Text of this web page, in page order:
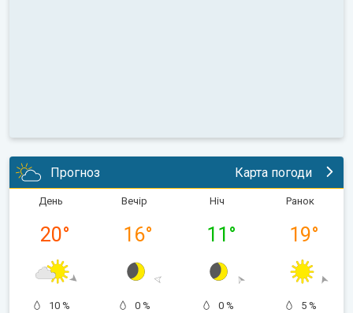
Прогноз Карта погоди
День
20°
10 %
Вечір
16°
0 %
Ніч
11 °
0 %
Ранок
19°
5 %